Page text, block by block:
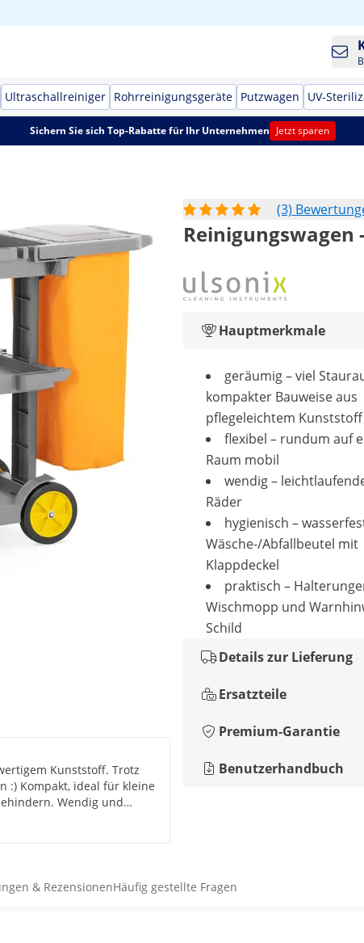
Ultraschallreiniger Rohrreinigungsgeräte Putzwagen UV-
Sichern Sie sich Top-Rabatte für Ihr Unternehmen Jetzt sparen
(3)
Reinigungswagen
Hauptmerkmale
geräumig – viel
kompakter Bauweise aus
pflegeleichtem Kunststoff
flexibel – rundum auf
Raum mobil
wendig –
Räder
hygienisch –
Wäsche-/Abfallbeutel mit
Klappdeckel
praktisch –
Wischmopp und
Schild
Details zur Lieferung
Ersatzteile
Premium-Garantie
Benutzerhandbuch
Kunststoff. Trotz
:) Kompakt, ideal für kleine
Wendig und
es!
& RezensionenHäufig gestellte Fragen